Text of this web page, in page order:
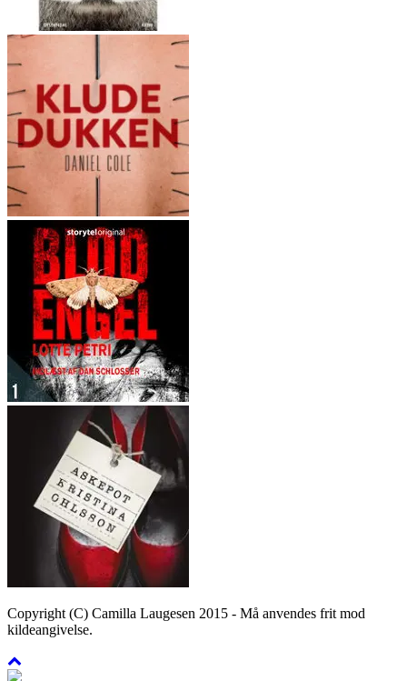
Copyright (C) Camilla Laugesen 2015 - Må anvendes frit mod
kildeangivelse.